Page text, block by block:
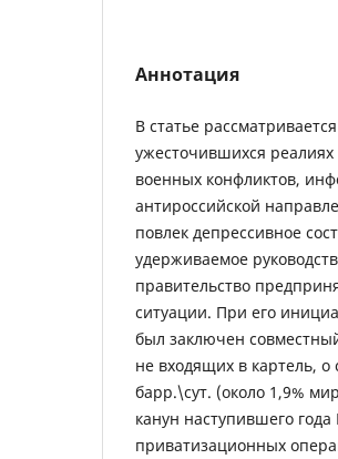
Аннотация
В статье
ужесточившихся
военных конфликтов,
антироссийской
повлек депрессивное
удерживаемое
правительство
ситуации. При его
был заключен
не входящих в картель,
барр.\сут. (около 1,9%
канун наступившего
приватизационных